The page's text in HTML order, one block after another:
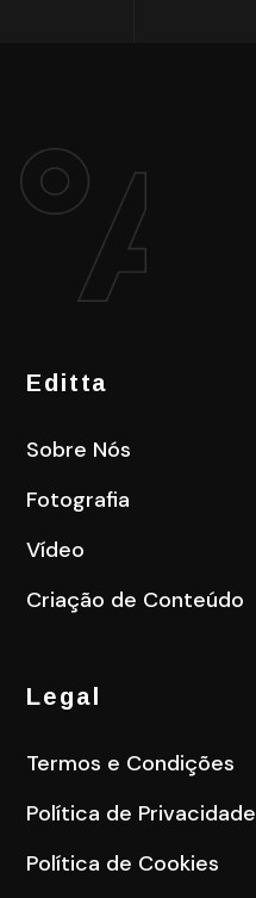
Editta
Sobre Nós
Fotografia
Vídeo
Criação de Conteúdo
Legal
Termos e Condições
Política de Privacidade
Política de Cookies